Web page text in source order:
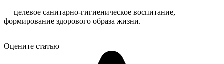
— целевое санитарно-гигиеническое воспитание,
формирование здорового образа жизни.
Оцените статью